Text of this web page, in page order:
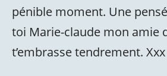
pénible moment. Une
toi Marie-claude mon amie
t’embrasse tendrement. Xxx